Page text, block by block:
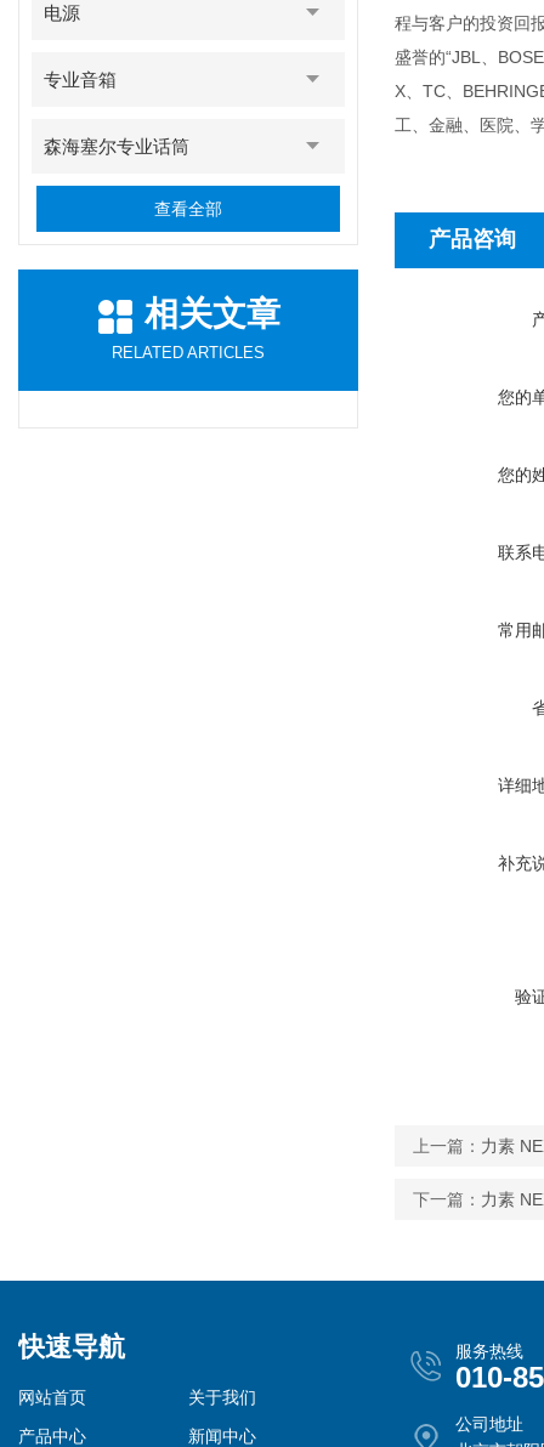
电源
专业音箱
森海塞尔专业话筒
查看全部
相关文章
RELATED ARTICLES
程与客户的投资回
盛誉的“JBL、
X、TC、
工、金融、医院、
产品咨询
您的
您的
联系
常用
详细
补充
验
上一篇： 力素
下一篇： 力素
快速导航
网站首页
关于我们
产品中心
新闻中心
服务热线
010-
公司地址